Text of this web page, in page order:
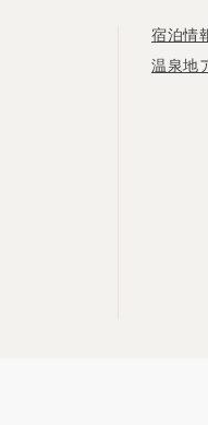
宿泊情
温泉地